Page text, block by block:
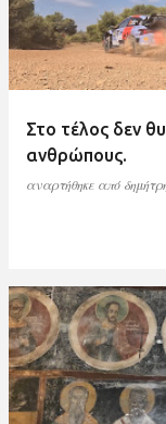
Στο τέλος δεν
ανθρώπους.
αναρτήθηκε από